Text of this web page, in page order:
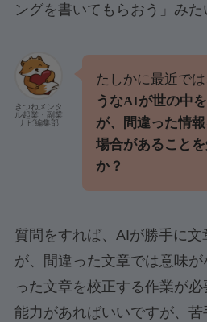
ングを書いてもらおう」みた
きつねメンタ
ル起業・副業
ナビ編集部
たしかに最近では
うなAIが世の中
が、間違った情
場合があること
か？
質問をすれば、AIが勝手に
が、間違った文章では意味
った文章を校正する作業が
能力があればいいですが、